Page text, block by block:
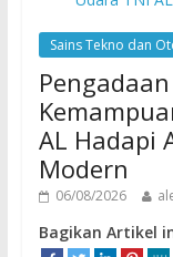
Sains Tekno dan
AL Hadapi
Modern
06/08/2026
Bagikan Artikel